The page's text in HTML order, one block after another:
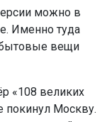
Москву.
специальный
чтобы
по